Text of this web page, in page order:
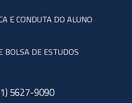
E CONDUTA DO ALUNO
BOLSA DE ESTUDOS
5627-9090